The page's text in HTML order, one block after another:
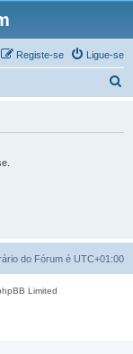
Ligue-se
Registe-se
do Fórum é UTC+01:00
Limited